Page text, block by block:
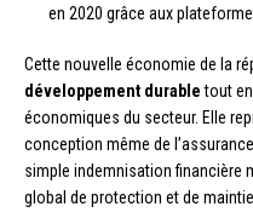
en 2020 grâce aux
Cette nouvelle économie de la
développement durabletout
économiques du secteur. Elle
conception même de
simple indemnisation financière
global de protection et de